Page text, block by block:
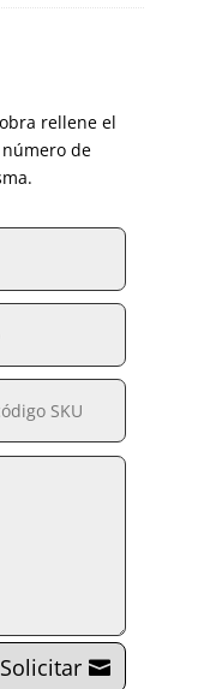
rellene el
de
Solicitar